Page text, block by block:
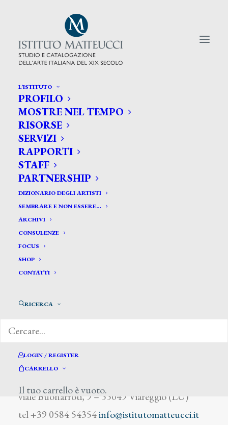
L’ISTITUTO
PROFILO
MOSTRE NEL TEMPO
RISORSE
SERVIZI
RAPPORTI
STAFF
PARTNERSHIP
DIZIONARIO DEGLI ARTISTI
SEMBRARE E NON ESSERE…
ARCHIVI
CONSULENZE
FOCUS
SHOP
CONTATTI
RICERCA
LOGIN / REGISTER
CARRELLO
Il tuo carrello è vuoto.
CERCA TRA GLI ARTISTI:
Search
for:
Maggi Antonio
viale Buonarroti, 9 – 55049 Viareggio (LU)
tel +39 0584 54354info@istitutomatteucci.it